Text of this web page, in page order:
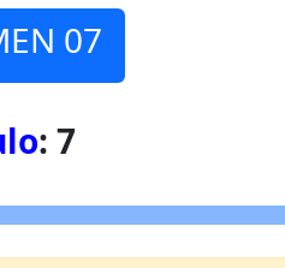
07
: 7